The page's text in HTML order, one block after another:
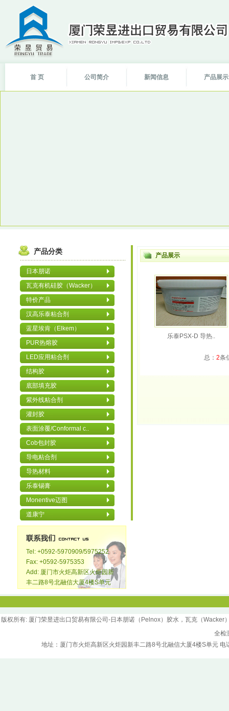
首 页 公司简介 新闻信息 产品展示
产品分类
日本朋诺
瓦克有机硅胶（Wacker）
特价产品
汉高乐泰粘合剂
蓝星埃肯（Elkem）
PUR热熔胶
LED应用粘合剂
结构胶
底部填充胶
紫外线粘合剂
灌封胶
表面涂覆/Conformal c..
Cob包封胶
导电粘合剂
导热材料
乐泰锡膏
Monentive迈图
道康宁
Tel: +0592-5970909/5975252
Fax: +0592-5975353
Add: 厦门市火炬高新区火炬园新
丰二路8号北融信大厦4楼S单元
产品展示
乐泰PSX-D 导热..
总： 2条
版权所有: 厦门荣昱进出口贸易有限公司-日本朋诺（Pelnox）胶水，瓦克（
全检
地址：厦门市火炬高新区火炬园新丰二路8号北融信大厦4楼S单元